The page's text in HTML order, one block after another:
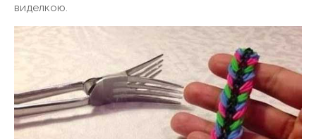
виделкою.